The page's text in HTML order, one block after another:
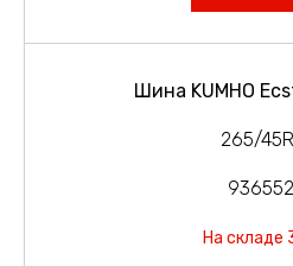
Шина KUMHO
265/
На складе